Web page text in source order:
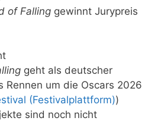
of Falling gewinnt Jurypreis
geht als deutscher
Rennen um die Oscars 2026
(Festivalplattform))
sind noch nicht